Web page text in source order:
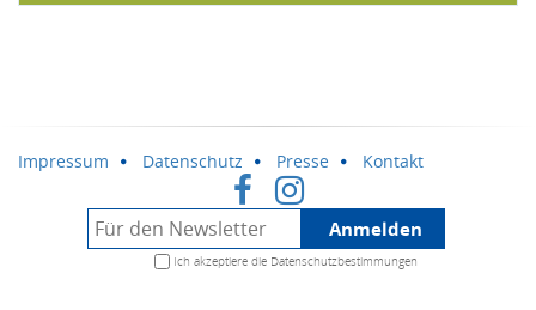
Impressum Datenschutz Presse Kontakt
Anmelden
Ich akzeptiere die Datenschutzbestimmungen